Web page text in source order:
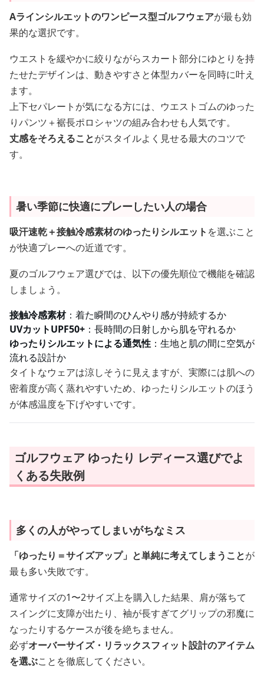
Aラインシルエットのワンピース型ゴルフウェアが最も効
果的な選択です。
ウエストを緩やかに絞りながらスカート部分にゆとりを持
たせたデザインは、動きやすさと体型カバーを同時に叶え
ます。
上下セパレートが気になる方には、ウエストゴムのゆった
りパンツ＋裾長ポロシャツの組み合わせも人気です。
丈感をそろえることがスタイルよく見せる最大のコツで
す。
暑い季節に快適にプレーしたい人の場合
吸汗速乾＋接触冷感素材のゆったりシルエット を選ぶこと
が快適プレーへの近道です。
夏のゴルフウェア選びでは、以下の優先順位で機能を確認
しましょう。
接触冷感素材：着た瞬間のひんやり感が持続するか
UVカットUPF50+ ：長時間の日射しから肌を守れるか
ゆったりシルエットによる通気性 ：生地と肌の間に空気が
流れる設計か
タイトなウェアは涼しそうに見えますが、実際には肌への
密着度が高く蒸れやすいため、ゆったりシルエットのほう
が体感温度を下げやすいです。
ゴルフウェア ゆったり レディース選びでよ
くある失敗例
多くの人がやってしまいがちなミス
「ゆったり＝サイズアップ」と単純に考えてしまうことが
最も多い失敗です。
通常サイズの1〜2サイズ上を購入した結果、肩が落ちて
スイングに支障が出たり、袖が長すぎてグリップの邪魔に
なったりするケースが後を絶ちません。
必ずオーバーサイズ・リラックスフィット設計のアイテム
を選ぶことを徹底してください。